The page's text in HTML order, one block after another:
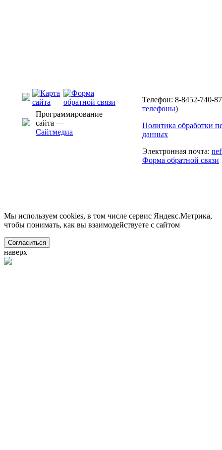
Программирование
сайта —
Сайтмедиа
Телефон: 8-8452-740-
телефоны)
Политика обработки
данных
Электронная почта:
Форма обратной связи
Мы используем cookies, в том числе сервис Яндекс.Метрика,
чтобы понимать, как вы взаимодействуете с сайтом
Согласиться
наверх